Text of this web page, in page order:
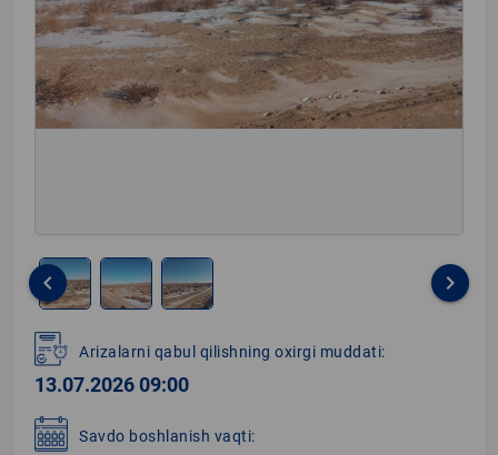
1
of
3
keyboard_arrow_left keyboard_arrow_right
Arizalarni qabul qilishning oxirgi muddati:
13.07.2026 09:00
Savdo boshlanish vaqti: